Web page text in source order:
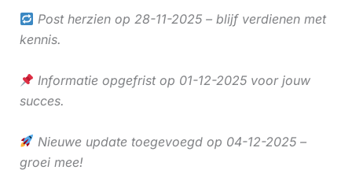
Post herzien op 28-11-2025 – blijf verdienen met
kennis.
Informatie opgefrist op 01-12-2025 voor jouw
succes.
Nieuwe update toegevoegd op 04-12-2025 –
groei mee!